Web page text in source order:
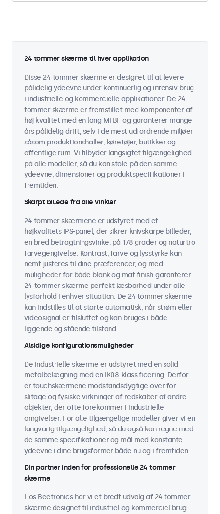
24 tommer skærme til hver applikation
Disse 24 tommer skærme er designet til at levere
pålidelig ydeevne under kontinuerlig og intensiv brug
i industrielle og kommercielle applikationer. De 24
tommer skærme er fremstillet med komponenter af
høj kvalitet med en lang MTBF og garanterer mange
års pålidelig drift, selv i de mest udfordrende miljøer
såsom produktionshaller, køretøjer, butikker og
offentlige rum. Vi tilbyder langsigtet tilgængelighed
på alle modeller, så du kan stole på den samme
ydeevne, dimensioner og produktspecifikationer i
fremtiden.
Skarpt billede fra alle vinkler
24 tommer skærmene er udstyret med et
højkvalitets IPS-panel, der sikrer knivskarpe billeder,
en bred betragtningsvinkel på 178 grader og naturtro
farvegengivelse. Kontrast, farve og lysstyrke kan
nemt justeres til dine præferencer, og med
muligheder for både blank og mat finish garanterer
24-tommer skærme perfekt læsbarhed under alle
lysforhold i enhver situation. De 24 tommer skærme
kan indstilles til at starte automatisk, når strøm eller
videosignal er tilsluttet og kan bruges i både
liggende og stående tilstand.
Alsidige konfigurationsmuligheder
De industrielle skærme er udstyret med en solid
metalbelægning med en IK08-klassificering. Derfor
er touchskærmene modstandsdygtige over for
slitage og fysiske virkninger af redskaber af andre
objekter, der ofte forekommer i industrielle
omgivelser. For alle tilgængelige modeller giver vi en
langvarig tilgængelighed, så du også kan regne med
de samme specifikationer og mål med konstante
ydeevne i dine brugsformer både nu og i fremtiden.
Din partner inden for professionelle 24 tommer
skærme
Hos Beetronics har vi et bredt udvalg af 24 tommer
skærme designet til industriel og kommerciel brug.